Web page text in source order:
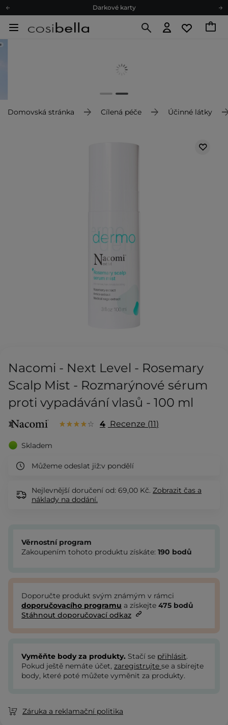
Darkové karty
Darkové karty
Domovská stránka Cílená péče Účinné látky
Nacomi - Next Level - Rosemary
Scalp Mist - Rozmarýnové sérum
proti vypadávání vlasů - 100 ml
4 Recenze 11
Skladem
Můžeme odeslat již:v pondělí
Nejlevnější doručení od: 69,00 Kč. Zobrazit čas a
náklady na dodání.
Věrnostní program
Zakoupením tohoto produktu získáte: 190 bodů
Doporučte produkt svým známým v rámci
doporučovacího programu a získejte 475 bodů
Stáhnout doporučovací odkaz
Vyměňte body za produkty. Stačí se přihlásit.
Pokud ještě nemáte účet, zaregistrujte se a sbírejte
body, které poté můžete vyměnit za produkty.
Záruka a reklamační politika